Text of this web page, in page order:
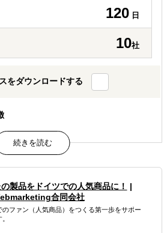
120 日
10社
をダウンロードする
立案
ィング
製品をドイツでの人気商品に！
|
合同会社
のファン（人気商品）をつくる第一歩をサポー